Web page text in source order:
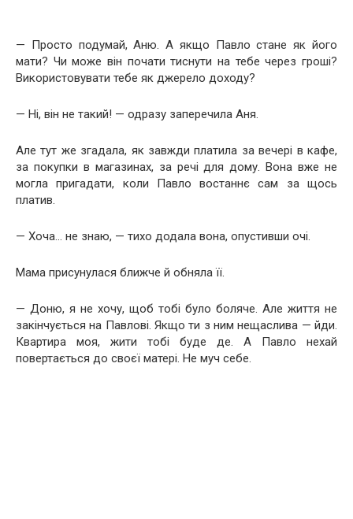
— Просто подумай, Аню. А якщо Павло стане як його
мати? Чи може він почати тиснути на тебе через гроші?
Використовувати тебе як джерело доходу?
— Ні, він не такий! — одразу заперечила Аня.
Але тут же згадала, як завжди платила за вечері в кафе,
за покупки в магазинах, за речі для дому. Вона вже не
могла пригадати, коли Павло востаннє сам за щось
платив.
— Хоча… не знаю, — тихо додала вона, опустивши очі.
Мама присунулася ближче й обняла її.
— Доню, я не хочу, щоб тобі було боляче. Але життя не
закінчується на Павлові. Якщо ти з ним нещаслива — йди.
Квартира моя, жити тобі буде де. А Павло нехай
повертається до своєї матері. Не муч себе.